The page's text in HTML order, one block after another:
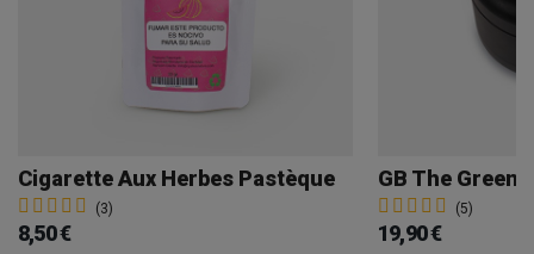
Cigarette Aux Herbes Pastèque
(3)
8,50 €
(5)
19,90 €